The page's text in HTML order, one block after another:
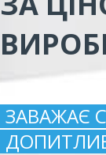
ЗАВАЖАЄ